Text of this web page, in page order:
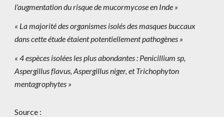
l'augmentation du risque de mucormycose en Inde »
« La majorité des organismes isolés des masques buccaux
dans cette étude étaient potentiellement pathogènes »
« 4 espèces isolées les plus abondantes : Penicillium sp,
Aspergillus flavus, Aspergillus niger, et Trichophyton
mentagrophytes »
Source :